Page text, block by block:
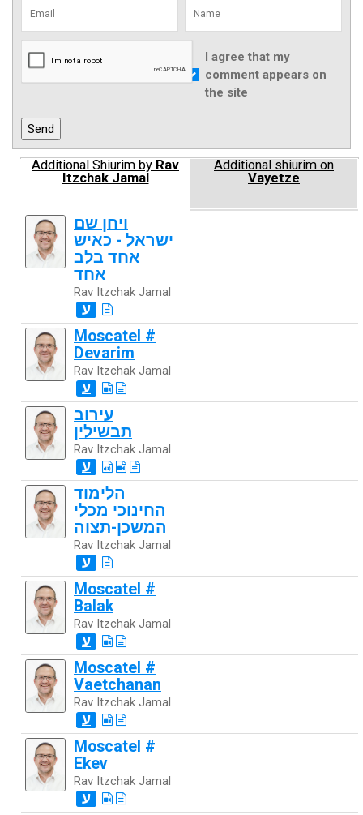
I agree that my
comment appears on
the site
Additional Shiurim by Rav
Itzchak Jamal
Additional shiurim on
Vayetze
ויחן שם
ישראל - כאיש
אחד בלב
אחד
Rav Itzchak Jamal
ע
Moscatel #
Devarim
Rav Itzchak Jamal
ע
עירוב
תבשילין
Rav Itzchak Jamal
ע
הלימוד
החינוכי מכלי
המשכן-תצוה
Rav Itzchak Jamal
ע
Moscatel #
Balak
Rav Itzchak Jamal
ע
Moscatel #
Vaetchanan
Rav Itzchak Jamal
ע
Moscatel #
Ekev
Rav Itzchak Jamal
ע